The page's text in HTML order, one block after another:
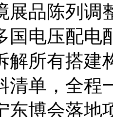
展品陈列调
国电压配电
解所有搭建
清单，全程
东博会落地